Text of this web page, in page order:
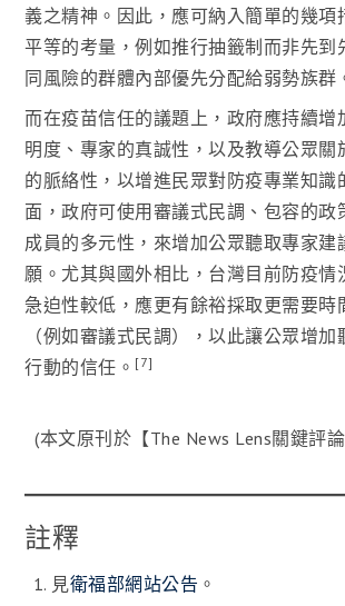
義之精神。因此，應可納入簡單的幾項
平等的考量，例如推行抽籤制而非先到
同風險的群體內部優先分配給弱勢族群
而在疫苗信任的議題上，政府應持續增
明度、專家的真誠性，以及教導公眾關
的脈絡性，以增進民眾對防疫專業知識
面，政府可使用審議式民調、包容的政
成員的多元性，來增加公眾聽取專家建
願。尤其與國外相比，台灣目前防疫情
急迫性較低，應更有餘裕採取更需要時
（例如審議式民調），以此讓公眾增
行動的信任。 [7]
(本文原刊於【The News Lens關鍵評
註釋
見衛福部網站公告 。